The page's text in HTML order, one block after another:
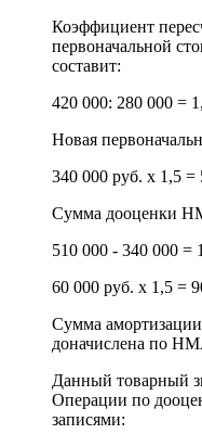
Коэффициент
первоначальной
составит:
420 000: 280 000 =
Новая
340 000 руб. х 1,5 =
Сумма дооценки
510 000 - 340 000 =
60 000 руб. х 1,5 =
Сумма
доначислена по
Данный товарный
Операции по
записями: